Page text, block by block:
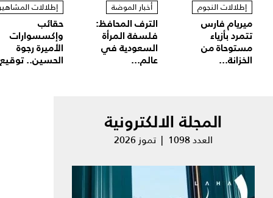
إطلالات النجوم
ميريام فارس
تتمرد بأزياء
مستوحاة من
الخزانة...
أخبار الموضة
الترف المحافظ:
فلسفة المرأة
السعودية في
عالم...
إطلالات
حقائب
وإكسسوارات
الأميرة رجوة
الحسين..
المجلة الالكترونية
العدد 1098 | تموز 2026